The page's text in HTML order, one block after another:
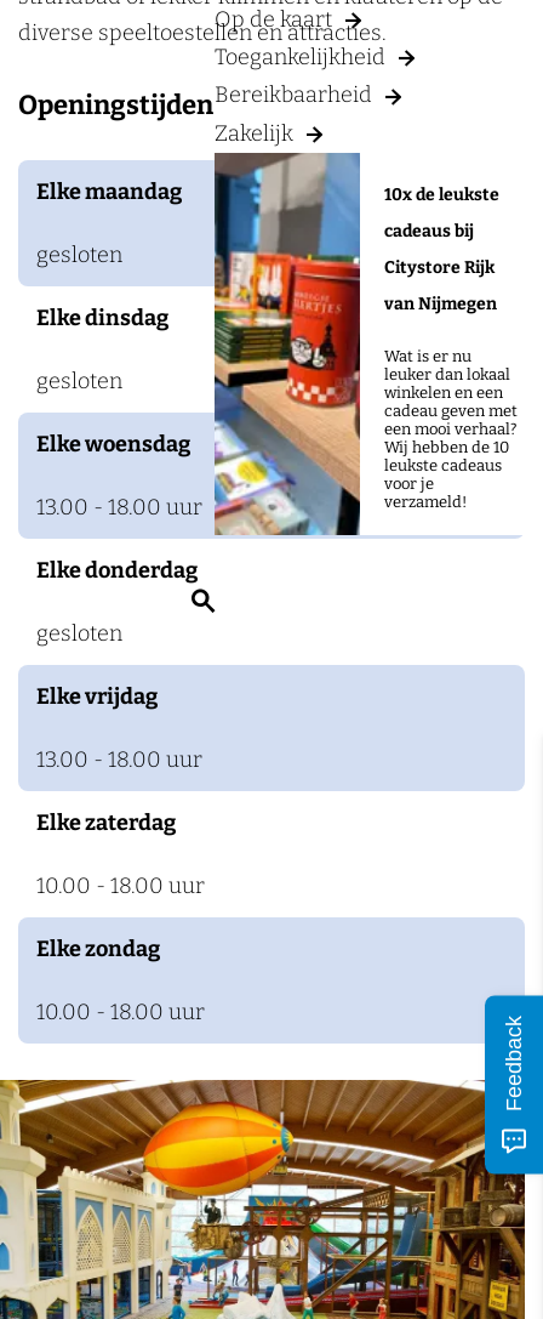
Op de kaart
Toegankelijkheid
Bereikbaarheid
Zakelijk
10x de leukste
cadeaus bij
Citystore Rijk
van Nijmegen
Wat is er nu
leuker dan lokaal
winkelen en een
cadeau geven met
een mooi verhaal?
Wij hebben de 10
leukste cadeaus
voor je
verzameld!
e
e
n
p
a
r
D
e
B
e
r
g
e
n
diverse speeltoestellen en attracties.
Openingstijden
Elke maandag
gesloten
Elke dinsdag
gesloten
Elke woensdag
13.00 - 18.00 uur
Elke donderdag
gesloten
Elke vrijdag
13.00 - 18.00 uur
Elke zaterdag
10.00 - 18.00 uur
Elke zondag
10.00 - 18.00 uur
Feedback